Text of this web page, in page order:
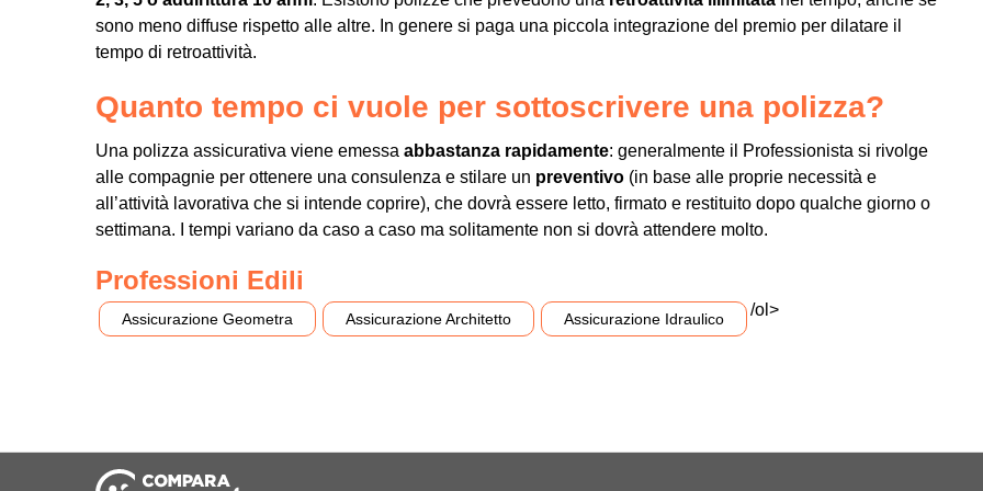
sono meno diffuse rispetto alle altre. In genere si paga una piccola integrazione del premio per dilatare il
tempo di retroattività.
Quanto tempo ci vuole per sottoscrivere una polizza?
Una polizza assicurativa viene emessa abbastanza rapidamente: generalmente il Professionista si rivolge
alle compagnie per ottenere una consulenza e stilare un preventivo (in base alle proprie necessità e
all’attività lavorativa che si intende coprire), che dovrà essere letto, firmato e restituito dopo qualche giorno o
settimana. I tempi variano da caso a caso ma solitamente non si dovrà attendere molto.
Professioni Edili
Assicurazione Geometra Assicurazione Architetto Assicurazione Idraulico /ol>